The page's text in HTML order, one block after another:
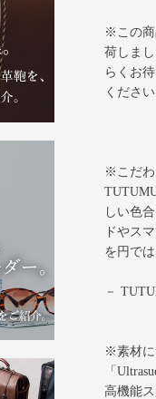
※この商
荷しま
らくお
ください
※こだわ
しい色
ドやス
を円で
－
※素材に
「
高機能